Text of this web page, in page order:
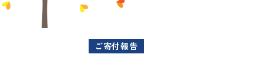
ご寄付報告